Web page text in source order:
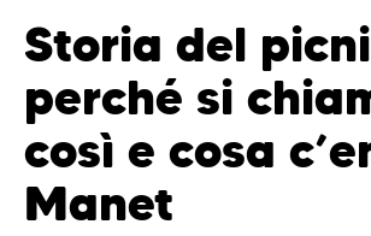
Storia del
perché si
così e cosa
Manet